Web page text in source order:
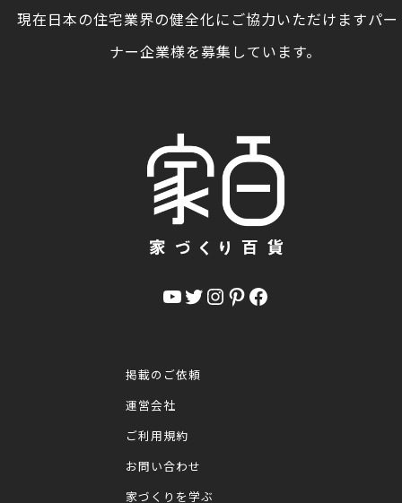
現在日本の住宅業界の健全化にご協力いただけますパ
ナー企業様を募集しています。
YouTube Twitter InstagramPinterest Facebook
掲載のご依頼
運営会社
ご利用規約
お問い合わせ
家づくりを学ぶ